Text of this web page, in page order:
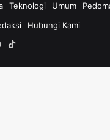
Teknologi Umum
Hubungi Kami
Instagram
TikTok